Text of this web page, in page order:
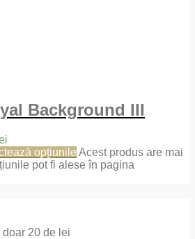
Background III
opțiunile Acest produs are mai
pot fi alese în pagina
20 de lei